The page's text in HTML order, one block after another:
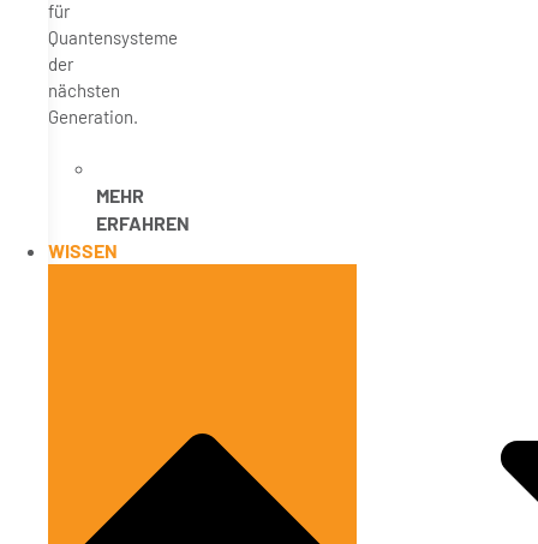
für
Quantensysteme
der
nächsten
Generation.
MEHR
ERFAHREN
WISSEN